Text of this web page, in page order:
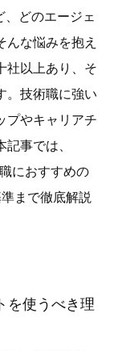
、どのエージェ
な悩みを抱え
社以上あり、そ
。技術職に強い
プやキャリアチ
事では、
におすすめの
まで徹底解説
を使うべき理